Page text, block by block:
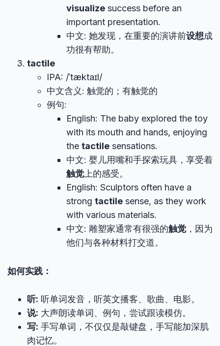
visualize success before an
important presentation.
中文: 她发现，在重要的演讲前设想成
功很有帮助。
tactile
IPA: /ˈtæktaɪl/
中文含义: 触觉的；有触觉的
例句:
English: The baby explored the toy
with its mouth and hands, enjoying
the tactile sensations.
中文: 婴儿用嘴和手探索玩具，享受着
触觉 上的感受。
English: Sculptors often have a
strong tactile sense, as they work
with various materials.
中文: 雕塑家通常有很强的触觉 ，因为
他们与各种材料打交道。
如何实践：
听: 听单词发音，听英文播客、歌曲、电影。
说: 大声朗读单词、例句，尝试跟读模仿。
写: 手写单词，不仅仅是敲键盘，手写能加深肌
肉记忆。